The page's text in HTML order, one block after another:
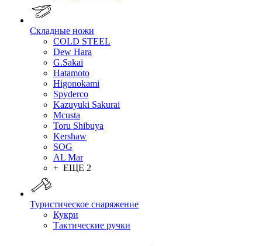
Складные ножи
COLD STEEL
Dew Hara
G.Sakai
Hatamoto
Higonokami
Spyderco
Kazuyuki Sakurai
Mcusta
Toru Shibuya
Kershaw
SOG
AL Mar
+ ЕЩЕ 2
Туристическое снаряжение
Кукри
Тактические ручки